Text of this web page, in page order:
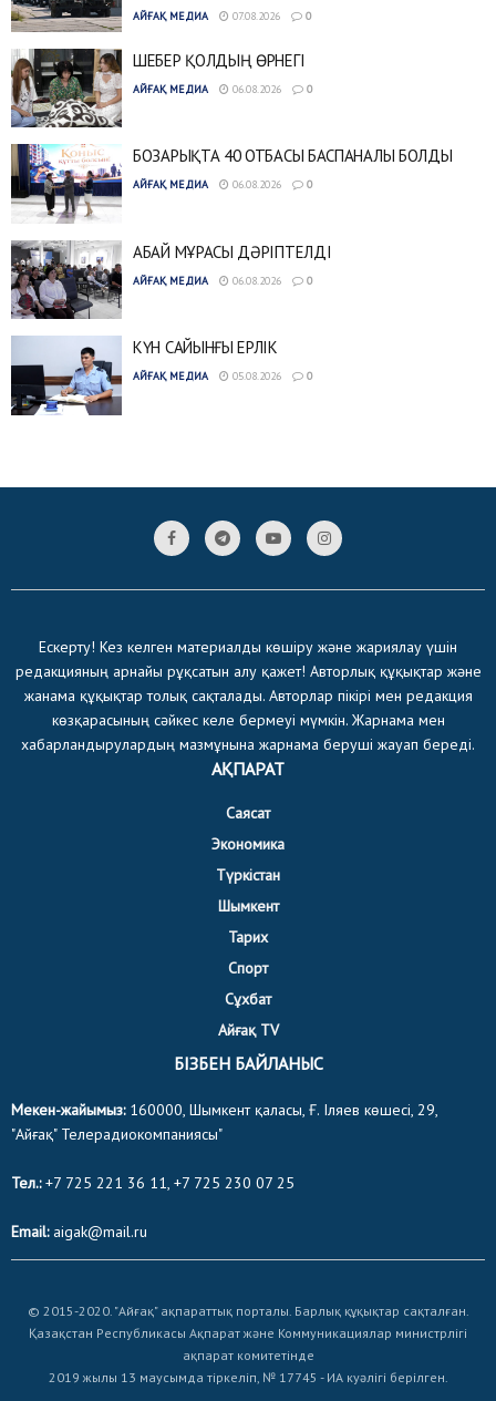
АЙҒАҚ МЕДИА 07.08.2026 0
ШЕБЕР ҚОЛДЫҢ ӨРНЕГІ
АЙҒАҚ МЕДИА 06.08.2026 0
БОЗАРЫҚТА 40 ОТБАСЫ БАСПАНАЛЫ БОЛДЫ
АЙҒАҚ МЕДИА 06.08.2026 0
АБАЙ МҰРАСЫ ДӘРІПТЕЛДІ
АЙҒАҚ МЕДИА 06.08.2026 0
КҮН САЙЫНҒЫ ЕРЛІК
АЙҒАҚ МЕДИА 05.08.2026 0
Ескерту! Кез келген материалды көшіру және жариялау үшін
редакцияның арнайы рұқсатын алу қажет! Авторлық құқықтар және
жанама құқықтар толық сақталады. Авторлар пікірі мен редакция
көзқарасының сәйкес келе бермеуі мүмкін. Жарнама мен
хабарландырулардың мазмұнына жарнама беруші жауап береді.
АҚПАРАТ
Саясат
Экономика
Түркістан
Шымкент
Тарих
Спорт
Сұхбат
Айғақ TV
БІЗБЕН БАЙЛАНЫС
Мекен-жайымыз:160000, Шымкент қаласы, Ғ. Іляев көшесі, 29,
"Айғақ" Телерадиокомпаниясы"
Тел.:+7 725 221 36 11, +7 725 230 07 25
Email:aigak@mail.ru
© 2015-2020. "Айғақ" ақпараттық порталы. Барлық құқықтар сақталған.
Қазақстан Республикасы Ақпарат және Коммуникациялар министрлігі
ақпарат комитетінде
2019 жылы 13 маусымда тіркеліп, № 17745 - ИА куәлігі берілген.